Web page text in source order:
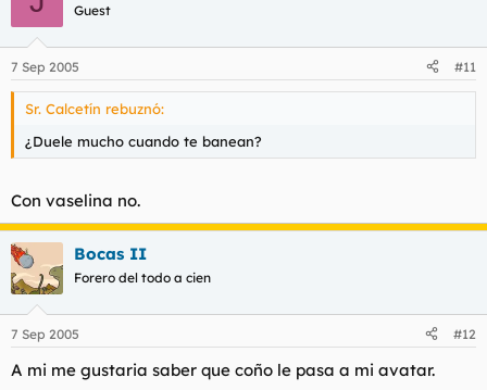
Guest
7 Sep 2005 #11
Sr. Calcetín rebuznó:
¿Duele mucho cuando te banean?
Con vaselina no.
Bocas II
Forero del todo a cien
7 Sep 2005 #12
A mi me gustaria saber que coño le pasa a mi avatar.